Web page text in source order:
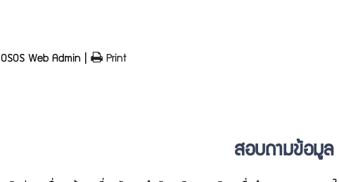
OSOS Web Admin | Print
สอบถามข้อมูล